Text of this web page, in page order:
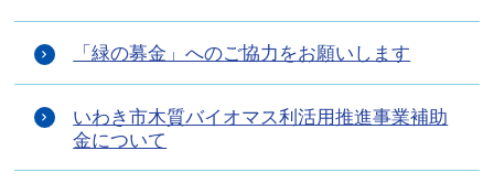
「緑の募金」へのご協力をお願いします
いわき市木質バイオマス利活用推進事業補助
金について